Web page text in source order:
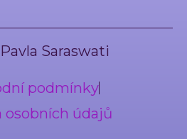
Saraswati
podmínky
osobních údajů